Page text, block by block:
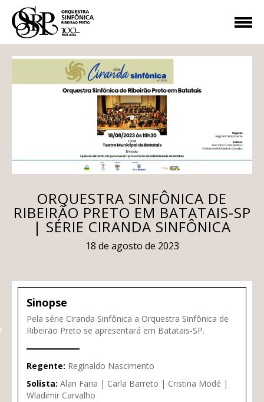
ORQUESTRA SINFÔNICA DE
RIBEIRÃO PRETO EM BATATAIS-SP
| SÉRIE CIRANDA SINFÔNICA
18 de agosto de 2023
Sinopse
Pela série Ciranda Sinfônica a Orquestra Sinfônica de
Ribeirão Preto se apresentará em Batatais-SP.
Regente: Reginaldo Nascimento
Solista: Alan Faria | Carla Barreto | Cristina Modé |
Wladimir Carvalho